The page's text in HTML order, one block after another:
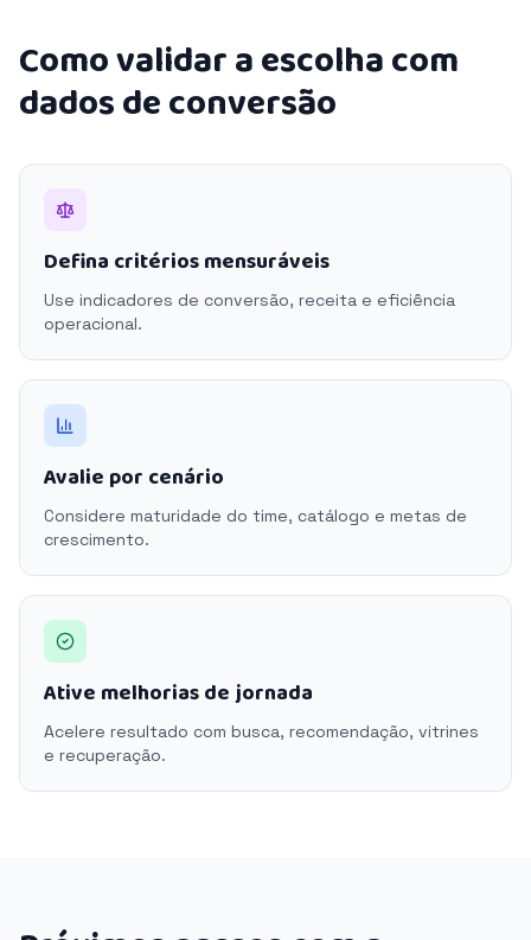
Como validar a escolha com
dados de conversão
Defina critérios mensuráveis
Use indicadores de conversão, receita e eficiência
operacional.
Avalie por cenário
Considere maturidade do time, catálogo e metas de
crescimento.
Ative melhorias de jornada
Acelere resultado com busca, recomendação, vitrines
e recuperação.